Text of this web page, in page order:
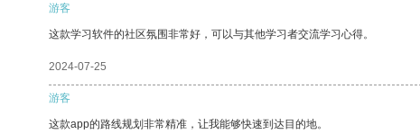
游客
这款学习软件的社区氛围非常好，可以与其他学习者交流学习心得。
2024-07-25
游客
这款app的路线规划非常精准，让我能够快速到达目的地。